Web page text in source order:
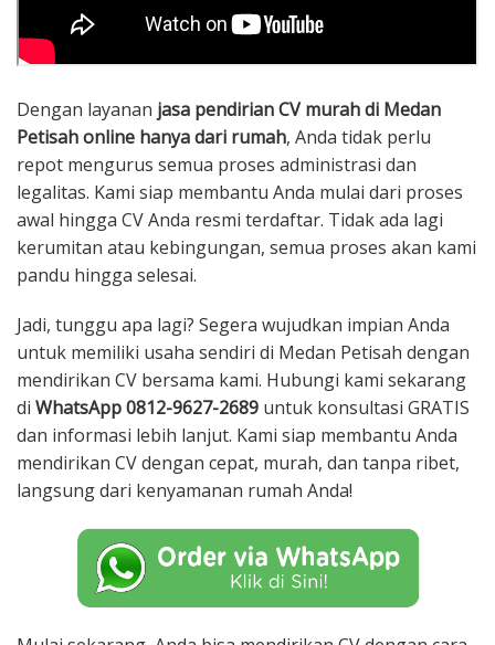
Dengan layanan jasa pendirian CV murah di Medan
Petisah online hanya dari rumah, Anda tidak perlu
repot mengurus semua proses administrasi dan
legalitas. Kami siap membantu Anda mulai dari proses
awal hingga CV Anda resmi terdaftar. Tidak ada lagi
kerumitan atau kebingungan, semua proses akan kami
pandu hingga selesai.
Jadi, tunggu apa lagi? Segera wujudkan impian Anda
untuk memiliki usaha sendiri di Medan Petisah dengan
mendirikan CV bersama kami. Hubungi kami sekarang
di WhatsApp 0812-9627-2689 untuk konsultasi GRATIS
dan informasi lebih lanjut. Kami siap membantu Anda
mendirikan CV dengan cepat, murah, dan tanpa ribet,
langsung dari kenyamanan rumah Anda!